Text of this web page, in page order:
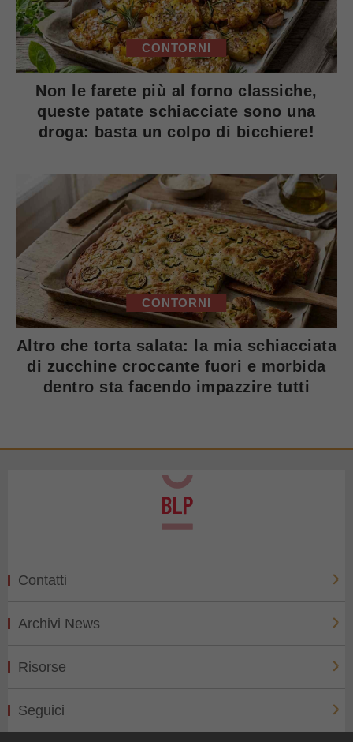
CONTORNI
Non le farete più al forno classiche,
queste patate schiacciate sono una
droga: basta un colpo di bicchiere!
CONTORNI
Altro che torta salata: la mia schiacciata
di zucchine croccante fuori e morbida
dentro sta facendo impazzire tutti
Contatti
Archivi News
Risorse
Seguici